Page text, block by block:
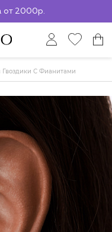
от 2000р.
СДЭК
С Фианитами